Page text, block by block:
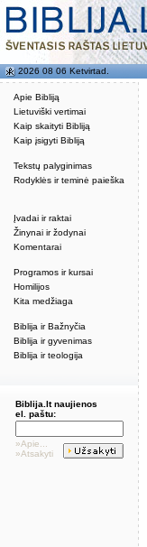
Apie Bibliją
Lietuviški vertimai
Kaip skaityti Bibliją
Kaip įsigyti Bibliją
Tekstų palyginimas
Rodyklės ir teminė paieška
Įvadai ir raktai
Žinynai ir žodynai
Komentarai
Programos ir kursai
Homilijos
Kita medžiaga
Biblija ir Bažnyčia
Biblija ir gyvenimas
Biblija ir teologija
2026 08 06 Ketvirtad.
Biblija.lt naujienos
el. paštu:
»Apie...
»Atsakyti